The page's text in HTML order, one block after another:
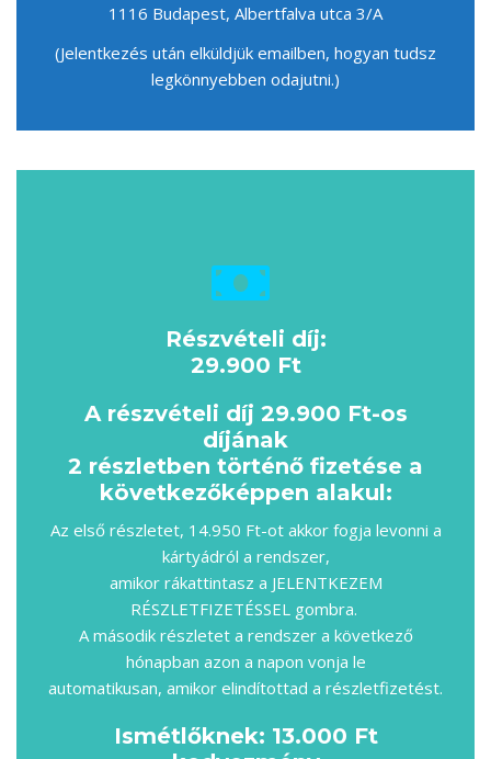
1116 Budapest, Albertfalva utca 3/A
(Jelentkezés után elküldjük emailben, hogyan tudsz
legkönnyebben odajutni.)
Részvételi díj:
29.900 Ft
A részvételi díj 29.900 Ft-os
díjának
2 részletben történő fizetése a
következőképpen alakul:
Az első részletet, 14.950 Ft-ot akkor fogja levonni a
kártyádról a rendszer,
amikor rákattintasz a JELENTKEZEM
RÉSZLETFIZETÉSSEL gombra.
A második részletet a rendszer a következő
hónapban azon a napon vonja le
automatikusan, amikor elindítottad a részletfizetést.
Ismétlőknek: 13.000 Ft